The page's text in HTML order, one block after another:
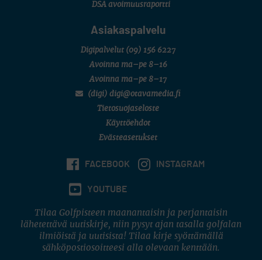
DSA avoimuusraportti
Asiakaspalvelu
Digipalvelut (09) 156 6227
Avoinna ma–pe 8–16
Avoinna ma–pe 8–17
(digi) digi@otavamedia.fi
Tietosuojaseloste
Käyttöehdot
Evästeasetukset
FACEBOOK INSTAGRAM
YOUTUBE
Tilaa Golfpisteen maanantaisin ja perjantaisin
lähetettävä uutiskirje, niin pysyt ajan tasalla golfalan
ilmiöistä ja uutisista! Tilaa kirje syöttämällä
sähköpostiosoitteesi alla olevaan kenttään.